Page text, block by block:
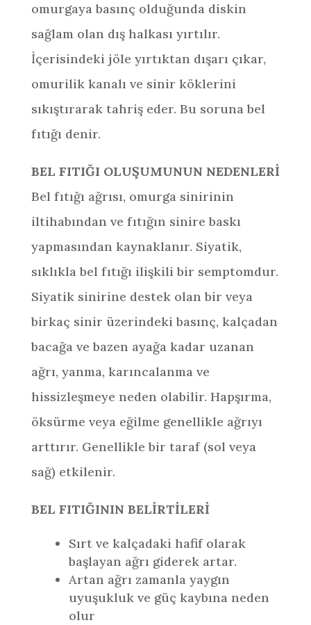
omurgaya basınç olduğunda diskin
sağlam olan dış halkası yırtılır.
İçerisindeki jöle yırtıktan dışarı çıkar,
omurilik kanalı ve sinir köklerini
sıkıştırarak tahriş eder. Bu soruna bel
fıtığı denir.
BEL FITIĞI OLUŞUMUNUN NEDENLERİ
Bel fıtığı ağrısı, omurga sinirinin
iltihabından ve fıtığın sinire baskı
yapmasından kaynaklanır. Siyatik,
sıklıkla bel fıtığı ilişkili bir semptomdur.
Siyatik sinirine destek olan bir veya
birkaç sinir üzerindeki basınç, kalçadan
bacağa ve bazen ayağa kadar uzanan
ağrı, yanma, karıncalanma ve
hissizleşmeye neden olabilir. Hapşırma,
öksürme veya eğilme genellikle ağrıyı
arttırır. Genellikle bir taraf (sol veya
sağ) etkilenir.
BEL FITIĞININ BELİRTİLERİ
Sırt ve kalçadaki hafif olarak
başlayan ağrı giderek artar.
Artan ağrı zamanla yaygın
uyuşukluk ve güç kaybına neden
olur